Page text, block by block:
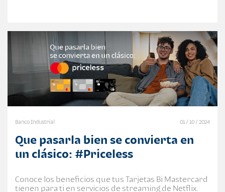
Banco Industrial 01 / 10 / 2024
Que pasarla bien se convierta en
un clásico: #Priceless
Conoce los beneficios que tus Tarjetas Bi Mastercard
tienen para ti en servicios de streaming de Netflix.